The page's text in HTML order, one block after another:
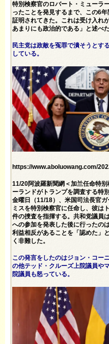
特別検察官のロバート・ミューラ
ったことを発見するまで、この6
証明されてきた。これは受け入れ
あまりにも政治的である」と述べた
民主党は政敵を冤罪で潰そうとす
している。
https://www.aboluowang.com/
11/20阿波羅新聞網＜加兰任命特
ーランドがトランプを調査する特
金曜日（11/18）、米国司法長官
ミスを特別検察官に任命し、彼は
件の捜査を指揮する。共和党議員
への参加を発表した後に行ったの
利益相反があることを「認めた」
く非難した。
この発言をしたのはジョン・コー
の他テッド・クルーズ上院議員や
院議員も怒っている。